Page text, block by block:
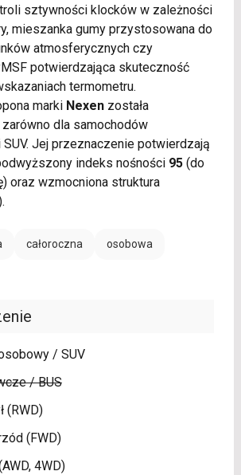
sztywności klocków w zależności
mieszanka gumy przystosowana do
atmosferycznych czy
potwierdzająca skuteczność
termometru.
marki Nexenzostała
dla samochodów
Jej przeznaczenie potwierdzają
indeks nośności 95(do
oraz wzmocniona struktura
całoroczna osobowa
/ SUV
/ BUS
(RWD)
(FWD)
4WD)